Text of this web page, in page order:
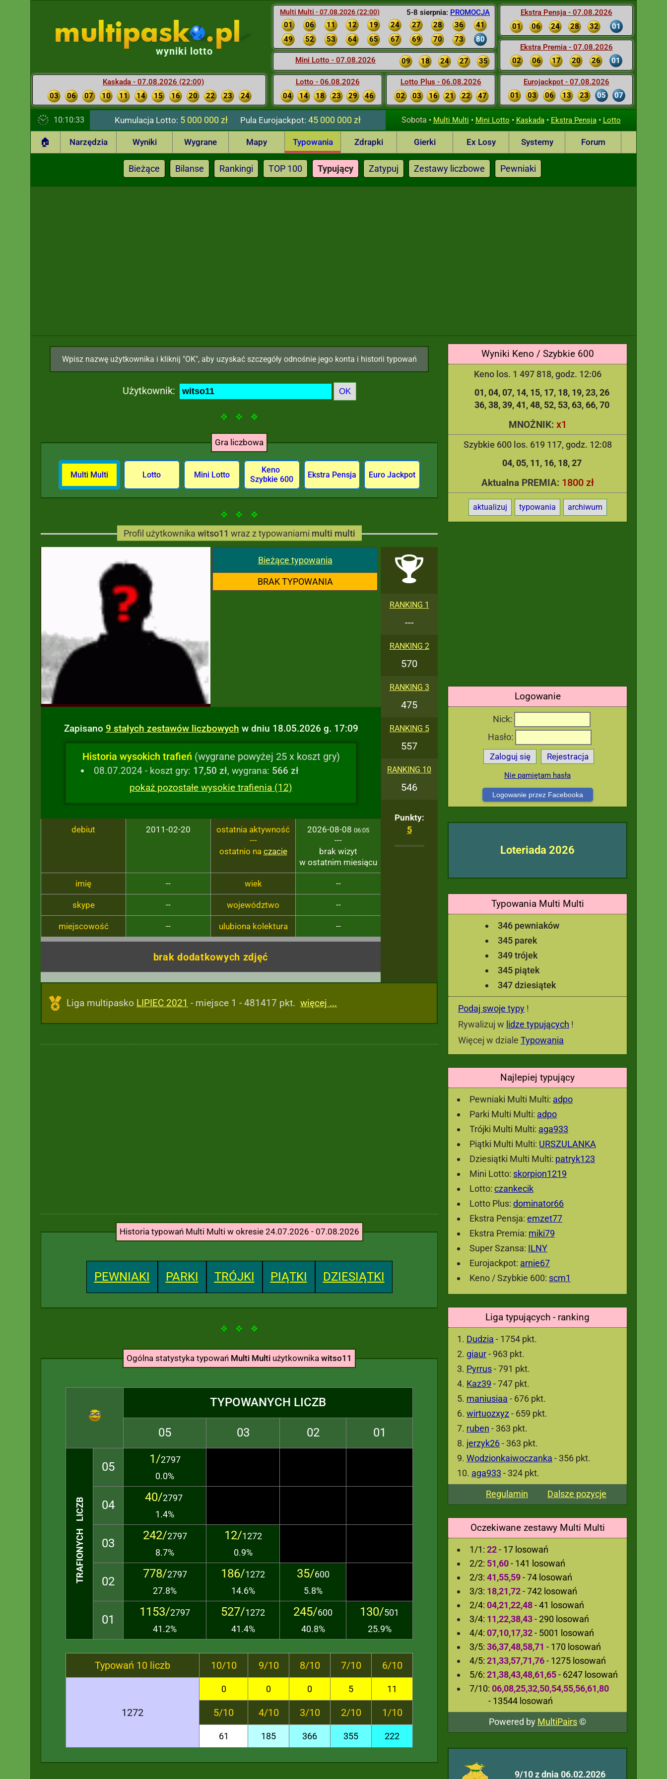
5-8 sierpnia: PROMOCJA
Multi Multi - 07.08.2026 (22:00)
01 06 11 12 19 24 27 28 36
41
49
52 53 64 65 67 69 70 73 80
Mini Lotto - 07.08.2026 09 18 24 27 35
Lotto - 06.08.2026
04
14 18 23 29 46
Lotto Plus - 06.08.2026
02
03 16 21 22 47
Ekstra Pensja - 07.08.2026
01
06 24 28 32 01
Ekstra Premia - 07.08.2026
02
06 17 20 26 01
Eurojackpot - 07.08.2026
01
03 06 13 23 05 07
wyniki lotto
Kaskada - 07.08.2026 (22:00)
03
06 07 10 11 14 15 16 20 22 23 24
10:10:34 Kumulacja Lotto: 5 000 000 zł PulaEurojackpot: 45 000 000 zł Sobota • Multi Multi • Mini Lotto • Kaskada• Ekstra Pensja• Lotto
🏠 Narzędzia Wyniki Wygrane Mapy Typowania Zdrapki Gierki Ex Losy Systemy Forum
Bieżące Bilanse Rankingi TOP 100 Typujący Zatypuj Zestawy liczbowe Pewniaki
Wyniki Keno / Szybkie 600
Keno los. 1 497 818, godz. 12:06
01 04 07 14 15 17 18 19 23 26
36 38 39 41 48 52 53 63 66 70
MNOŻNIK: x1
Szybkie 600 los. 619 117, godz. 12:08
04 05 11 16 18 27
Aktualna PREMIA: 1800 zł
aktualizuj typowania archiwum
Logowanie
Nick:
Hasło:
Zaloguj się Rejestracja
Nie pamiętam hasła
Logowanie przez Facebooka
Loteriada 2026
Typowania Multi Multi
346 pewniaków
345 parek
349 trójek
345 piątek
347 dziesiątek
Podaj swoje typy !
Rywalizuj w lidze typujących !
Więcej w dziale Typowania
Najlepiej typujący
Pewniaki Multi Multi: adpo
Parki Multi Multi: adpo
Trójki Multi Multi: aga933
Piątki Multi Multi: URSZULANKA
Dziesiątki Multi Multi: patryk123
Mini Lotto: skorpion1219
Lotto: czankecik
Lotto Plus: dominator66
Ekstra Pensja: emzet77
Ekstra Premia: miki79
Super Szansa: ILNY
Eurojackpot: arnie67
Keno / Szybkie 600: scm1
Liga typujących - ranking
Dudzia - 1754 pkt.
giaur- 963 pkt.
Pyrrus- 791 pkt.
Kaz39 - 747 pkt.
maniusiaa - 676 pkt.
wirtuozxyz - 659 pkt.
ruben - 363 pkt.
jerzyk26- 363 pkt.
Wodzionkaiwoczanka - 356 pkt.
aga933 - 324 pkt.
Regulamin
Dalsze pozycje
Oczekiwane zestawy Multi Multi
1/1: 22- 17 losowań
2/2: 51,60- 141 losowań
2/3: 41,55,59- 74 losowań
3/3: 18,21,72- 742 losowań
2/4: 04,21,22,48- 41 losowań
3/4: 11,22,38,43- 290 losowań
4/4: 07,10,17,32- 5001 losowań
3/5: 36,37,48,58,71 - 170 losowań
4/5: 21,33,57,71,76- 1275 losowań
5/6: 21,38,43,48,61,65- 6247 losowań
7/10: 06,08,25,32,50,54,55,56,61,80
- 13544 losowań
Powered by MultiPairs©
9/10 z dnia 06.02.2026
Wpisz nazwę użytkownika i kliknij "OK", aby uzyskać szczegóły odnośnie jego konta i historii typowań
Użytkownik:
Gra liczbowa
Multi Multi Lotto Mini Lotto
Keno
Szybkie 600
Ekstra Pensja Euro Jackpot
Profil użytkownika witso11 wraz z typowaniami multi multi
Bieżące typowania
BRAK TYPOWANIA
RANKING 1
---
RANKING 2
570
RANKING 3
475
RANKING 5
557
RANKING 10
546
Punkty:
5
Zapisano 9 stałych zestawów liczbowych w dniu 18.05.2026 g. 17:09
Historia wysokich trafień (wygrane powyżej 25 x koszt gry)
08.07.2024 - koszt gry: 17,50 zł, wygrana: 566 zł
pokaż pozostałe wysokie trafienia (12)
debiut 2011-02-20
ostatnia aktywność
---
ostatnio na czacie
2026-08-08 06:05
---
brak wizyt
w ostatnim miesiącu
imię -- wiek --
skype -- województwo --
miejscowość -- ulubiona kolektura --
brak dodatkowych zdjęć
Liga multipasko LIPIEC 2021 - miejsce 1 - 481417 pkt. więcej ...
Historia typowań Multi Multi w okresie 24.07.2026 - 07.08.2026
PEWNIAKI PARKI TRÓJKI PIĄTKI DZIESIĄTKI
Ogólna statystyka typowań Multi Multi użytkownika witso11
TYPOWANYCH LICZB
05 03 02 01
TRAFIONYCH LICZB
05
1/2797
0.0%
04
40/2797
1.4%
03
242/2797
8.7%
12/1272
0.9%
02
778/2797
27.8%
186/1272
14.6%
35/600
5.8%
01
1153/2797
41.2%
527/1272
41.4%
245/600
40.8%
130/501
25.9%
Typowań 10 liczb 10/10 9/10 8/10 7/10 6/10
1272
0 0 0 5 11
5/10 4/10 3/10 2/10 1/10
61 185 366 355 222